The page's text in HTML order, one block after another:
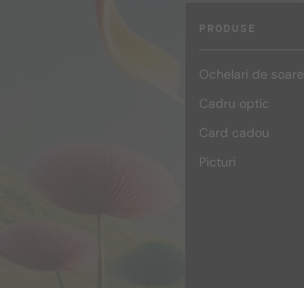
PRODUSE
Ochelari de soare
Cadru optic
Card cadou
Picturi